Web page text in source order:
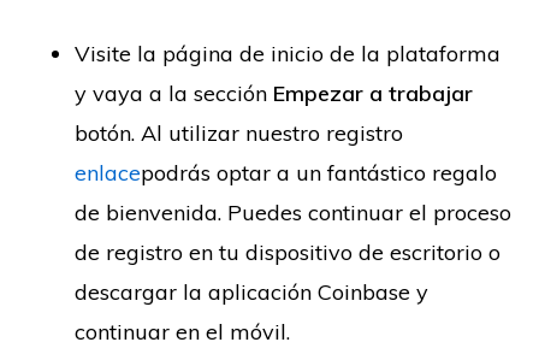
Visite la página de inicio de la plataforma
y vaya a la sección Empezar a trabajar
botón. Al utilizar nuestro registro
enlacepodrás optar a un fantástico regalo
de bienvenida. Puedes continuar el proceso
de registro en tu dispositivo de escritorio o
descargar la aplicación Coinbase y
continuar en el móvil.